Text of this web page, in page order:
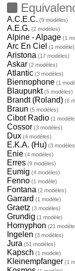
A.C.E.C. (9 modèles)
A.E.G. (2 modèles)
Alpine - Alpage (1
Arc En Ciel (1 modèle)
Aristona (17 modèles)
Askar (2 modèles)
Atlantic (3 modèles)
Biennophone (1
Blaupunkt(5 modèles)
Brandt (Roland) (6
Braun (5 modèles)
Cibot Radio (1
Cossor (3 modèles)
Dux (4 modèles)
E.K.A. (Hu) (3
Enie (4 modèles)
Erres (9 modèles)
Eumig (4 modèles)
Fenno (1 modèle)
Fontana (2 modèles)
Garrard (1 modèle)
Graetz (3 modèles)
Grundig (1 modèle)
Hornyphon (21
Ingelen (3 modèles)
Jura (51 modèles)
Kapsch (1 modèle)
Kleinempfanger (1